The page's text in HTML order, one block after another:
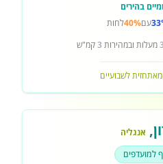
בהירים
עם40%לחות
מעלות ובמהירות 3קמ"ש
תחזית לשבועיים
, אנגליה
למועדפים